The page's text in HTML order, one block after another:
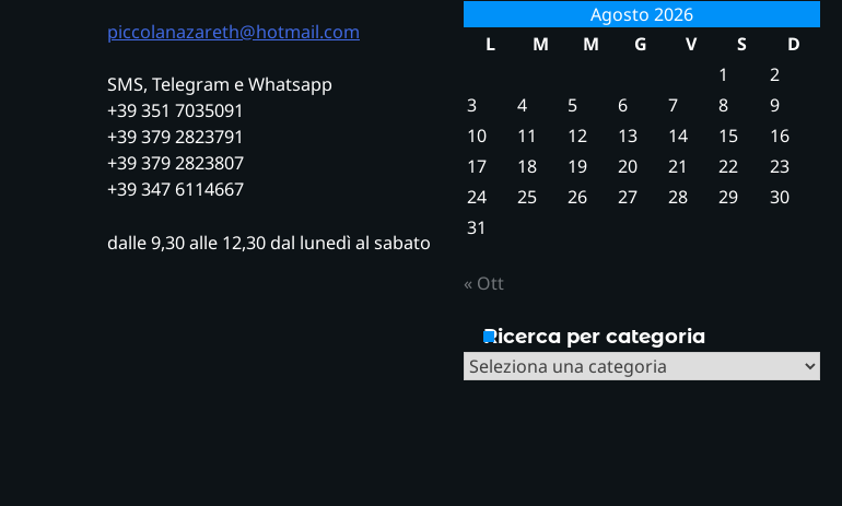
piccolanazareth@hotmail.com
SMS, Telegram e Whatsapp
+39 351 7035091
+39 379 2823791
+39 379 2823807
+39 347 6114667
dalle 9,30 alle 12,30 dal lunedì al sabato
Agosto 2026
L
M M G V S
D
1
2
3
4 5 6 7 8
9
10
11 12 13 14 15
16
17
18 19 20 21 22
23
24
25 26 27 28 29
30
31
« Ott
Ricerca per categoria
Ricerca